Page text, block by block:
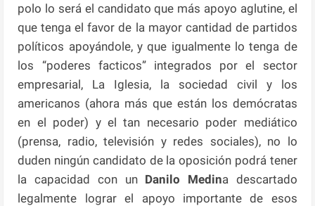
polo lo será el candidato que más apoyo aglutine, el
que tenga el favor de la mayor cantidad de partidos
políticos apoyándole, y que igualmente lo tenga de
los “poderes facticos” integrados por el sector
empresarial, La Iglesia, la sociedad civil y los
americanos (ahora más que están los demócratas
en el poder) y el tan necesario poder mediático
(prensa, radio, televisión y redes sociales), no lo
duden ningún candidato de la oposición podrá tener
la capacidad con un Danilo Medina descartado
legalmente lograr el apoyo importante de esos